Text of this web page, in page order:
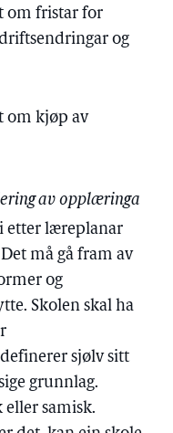
om fristar for
og
om kjøp av
av opplæringa
etter læreplanar
må gå fram av
og
Skolen skal ha
sjølv sitt
grunnlag.
samisk.